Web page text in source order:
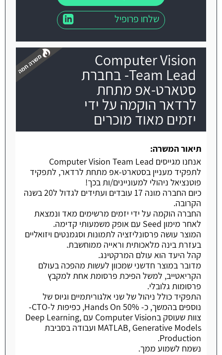
שלחו פרופיל
Computer Vision
Team Lead- בחברת
סטארט-אפ מתחת
לרדאר הוקמה על ידי
יזמים מאוד מוכרים
תיאור המשרה:
אנחנו מגייסים Computer Vision Team Lead
לתפקיד מעניין בסטארט-אפ מתחת לרדאר, לתפקיד
פוטנציאל ניהולי למעוניינים/ות בכך!
כיום החברה מונה 17 עובדים ועתידים לגדול ל20 בשנה
הקרובה.
החברה הוקמה על ידי יזמים מרשימים מאד ונמצאת
לאחר מימון Seed עם אופק משמעותי קדימה.
המוצר עושה פרסונליזציה לתמונות וסגמנטים ויזואליים
בעזרת בינה מלאכותית וראייה ממוחשבת.
קהל היעד הוא עולם המרקטינג.
מדובר במוצר חדשני שמכוון לעשות מהפכה בעולם
הקריאטייב, למשל הפיכת פרסומת אחת למקבץ
פרסומות גלובלי.
התפקיד כולל ניהול של שני אלגוריתמיים וגיוס של
נוספים בהמשך, כ- 50% Hands On, כפיפות ל-CTO-
צוות שעוסק בComputer Vision עם Deep Learning,
MATLAB, Generative Models ועבודה בסביבת
Production.
נשמח לשמוע ממך.